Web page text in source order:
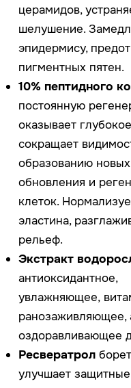
Комбучка—
чая, который содержит
витамина C и действует,
гликации, разрушающий
самым поддерживает
Убихинонзащищает
препятствует появлению
Глутатионоказывает
действие и осветляет
ингибировать тирозиназу
вырабатывающий меланин.
Применение
Нанесите необходимое
тонизированную кожу,